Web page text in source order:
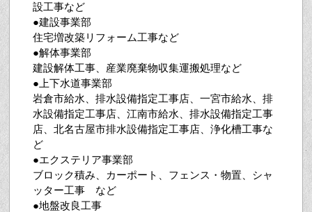
設工事など
●建設事業部
住宅増改築リフォーム工事など
●解体事業部
建設解体工事、産業廃棄物収集運搬処理など
●上下水道事業部
岩倉市給水、排水設備指定工事店、一宮市給水、排
水設備指定工事店、江南市給水、排水設備指定工事
店、北名古屋市排水設備指定工事店、浄化槽工事な
ど
●エクステリア事業部
ブロック積み、カーポート、フェンス・物置、シャ
ッター工事 など
●地盤改良工事